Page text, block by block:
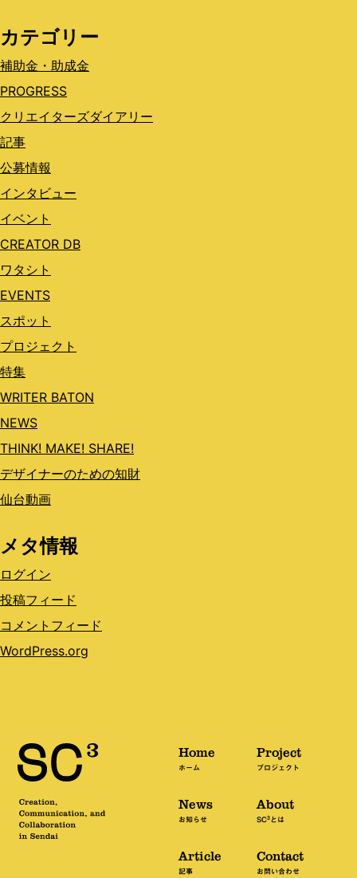
カテゴリー
補助金・助成金
PROGRESS
クリエイターズダイアリー
記事
公募情報
インタビュー
イベント
CREATOR DB
ワタシト
EVENTS
スポット
プロジェクト
特集
WRITER BATON
NEWS
THINK! MAKE! SHARE!
デザイナーのための知財
仙台動画
メタ情報
ログイン
投稿フィード
コメントフィード
WordPress.org
Home
ホーム
News
お知らせ
Article
記事
Project
プロジェクト
About
SC3とは
Contact
お問い合わせ